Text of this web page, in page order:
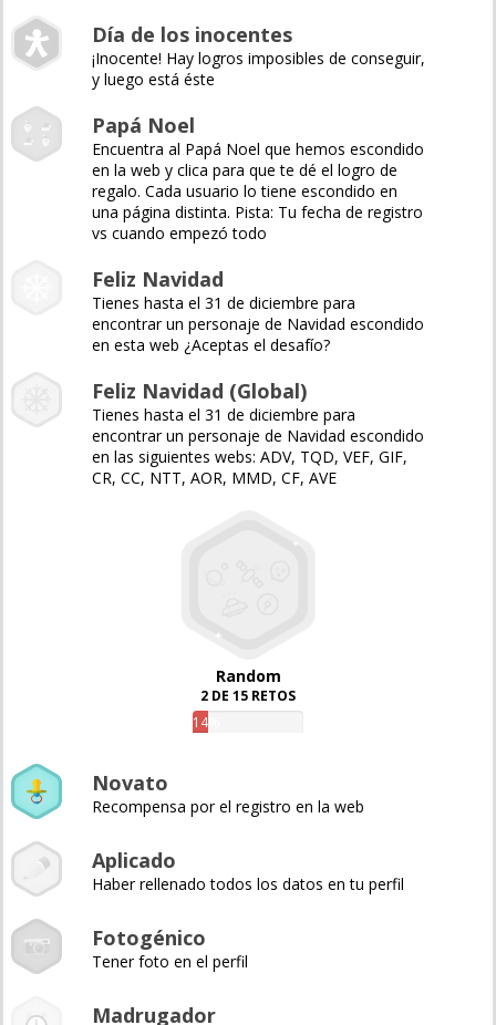
Día de los inocentes
¡Inocente! Hay logros imposibles de conseguir,
y luego está éste
Papá Noel
Encuentra al Papá Noel que hemos escondido
en la web y clica para que te dé el logro de
regalo. Cada usuario lo tiene escondido en
una página distinta. Pista: Tu fecha de registro
vs cuando empezó todo
Feliz Navidad
Tienes hasta el 31 de diciembre para
encontrar un personaje de Navidad escondido
en esta web ¿Aceptas el desafío?
Feliz Navidad (Global)
Tienes hasta el 31 de diciembre para
encontrar un personaje de Navidad escondido
en las siguientes webs: ADV, TQD, VEF, GIF,
CR, CC, NTT, AOR, MMD, CF, AVE
Random
2 DE 15 RETOS
14%
Novato
Recompensa por el registro en la web
Aplicado
Haber rellenado todos los datos en tu perfil
Fotogénico
Tener foto en el perfil
Madrugador